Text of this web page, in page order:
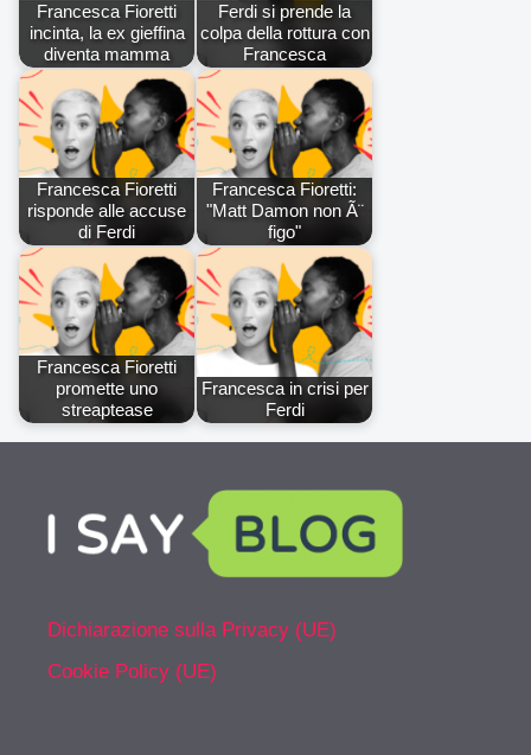
Francesca Fioretti
incinta, la ex gieffina
diventa mamma
Ferdi si prende la
colpa della rottura con
Francesca
Francesca Fioretti
risponde alle accuse
di Ferdi
Francesca Fioretti:
"Matt Damon non Ã¨
figo"
Francesca Fioretti
promette uno
streaptease
Francesca in crisi per
Ferdi
Dichiarazione sulla Privacy (UE)
Cookie Policy (UE)